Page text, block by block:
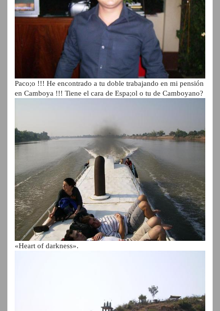
Paco;o !!! He encontrado a tu doble trabajando en mi pensión
en Camboya !!! Tiene el cara de Espa;ol o tu de Camboyano?
«Heart of darkness».